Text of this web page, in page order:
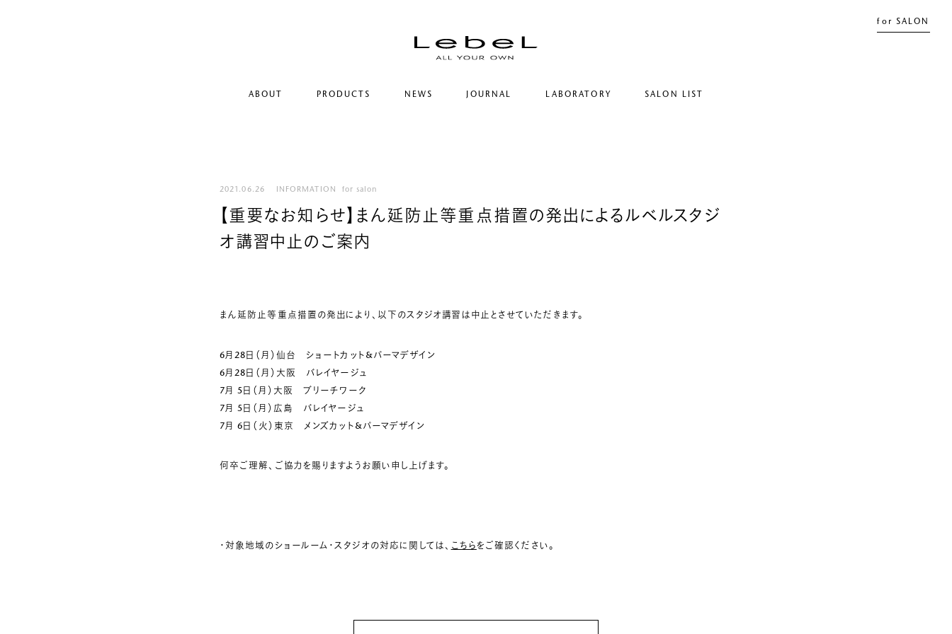
ABOUT PRODUCTS NEWS JOURNAL LABORATORY SALON LIST
for SALON
2021.06.26 INFORMATION for salon
【重要なお知らせ】まん延防止等重点措置の発出によるルベルスタジ
オ講習中止のご案内
まん延防止等重点措置の発出により、以下のスタジオ講習は中止とさせていただきます。
6月28日（月）仙台 ショートカット&パーマデザイン
6月28日（月）大阪 バレイヤージュ
7月 5日（月）大阪 ブリーチワーク
7月 5日（月）広島 バレイヤージュ
7月 6日（火）東京 メンズカット&パーマデザイン
何卒ご理解、ご協力を賜りますようお願い申し上げます。
・対象地域のショールーム・スタジオの対応に関しては、 こちらをご確認ください。